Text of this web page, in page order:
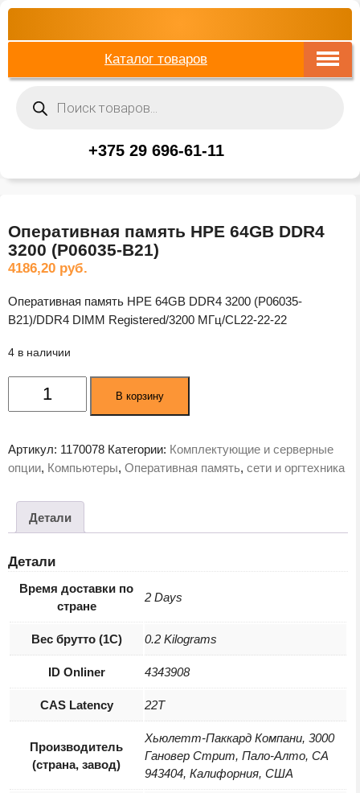
Каталог товаров
товаров
+375 29 696-61-11
Оперативная память HPE 64GB DDR4
3200 (P06035-B21)
4186,20 руб.
Оперативная память HPE 64GB DDR4 3200 (P06035-
B21)/DDR4 DIMM Registered/3200 МГц/CL22-22-22
4 в наличии
Количество
товара
HPE
64GB
3200
(P06035-
В корзину
Артикул: 1170078 Категории: Комплектующие и серверные
опции, Компьютеры, Оперативная память, сети и оргтехника
Детали
Детали
Время доставки по
стране
2 Days
Вес брутто (1С) 0.2 Kilograms
ID Onliner 4343908
CAS Latency 22T
Производитель
(страна, завод)
Хьюлетт-Паккард Компани, 3000
Гановер Стрит, Пало-Алто, CA
943404, Калифорния, США